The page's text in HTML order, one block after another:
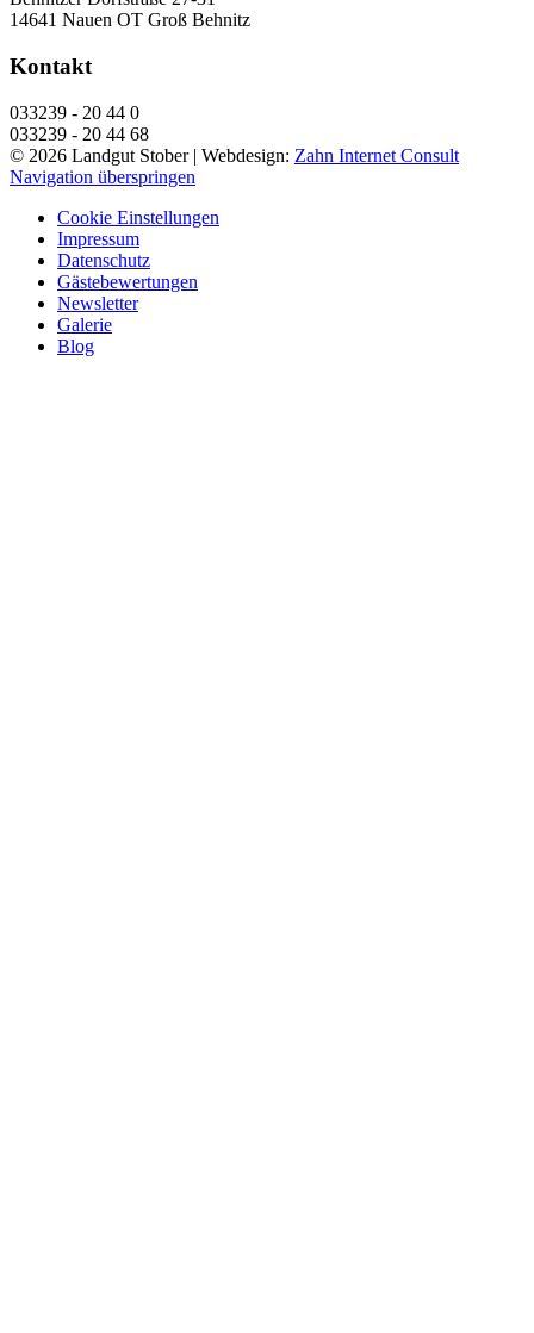
14641 Nauen OT Groß Behnitz
Kontakt
033239 - 20 44 0
033239 - 20 44 68
© 2026 Landgut Stober | Webdesign: Zahn Internet Consult
Navigation überspringen
Cookie Einstellungen
Impressum
Datenschutz
Gästebewertungen
Newsletter
Galerie
Blog